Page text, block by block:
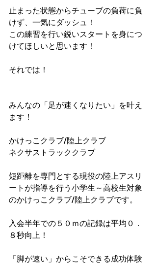
止まった状態からチューブの負荷に負
けず、一気にダッシュ！
この練習を行い鋭いスタートを身につ
けてほしいと思います！
それでは！
みんなの「足が速くなりたい」を叶え
ます！
かけっこクラブ/陸上クラブ
ネクサストラッククラブ
短距離を専門とする現役の陸上アスリ
ートが指導を行う小学生～高校生対象
のかけっこクラブ/陸上クラブです。
入会半年での５０ｍの記録は平均０．
８秒向上！​
「脚が速い」からこそできる成功体験